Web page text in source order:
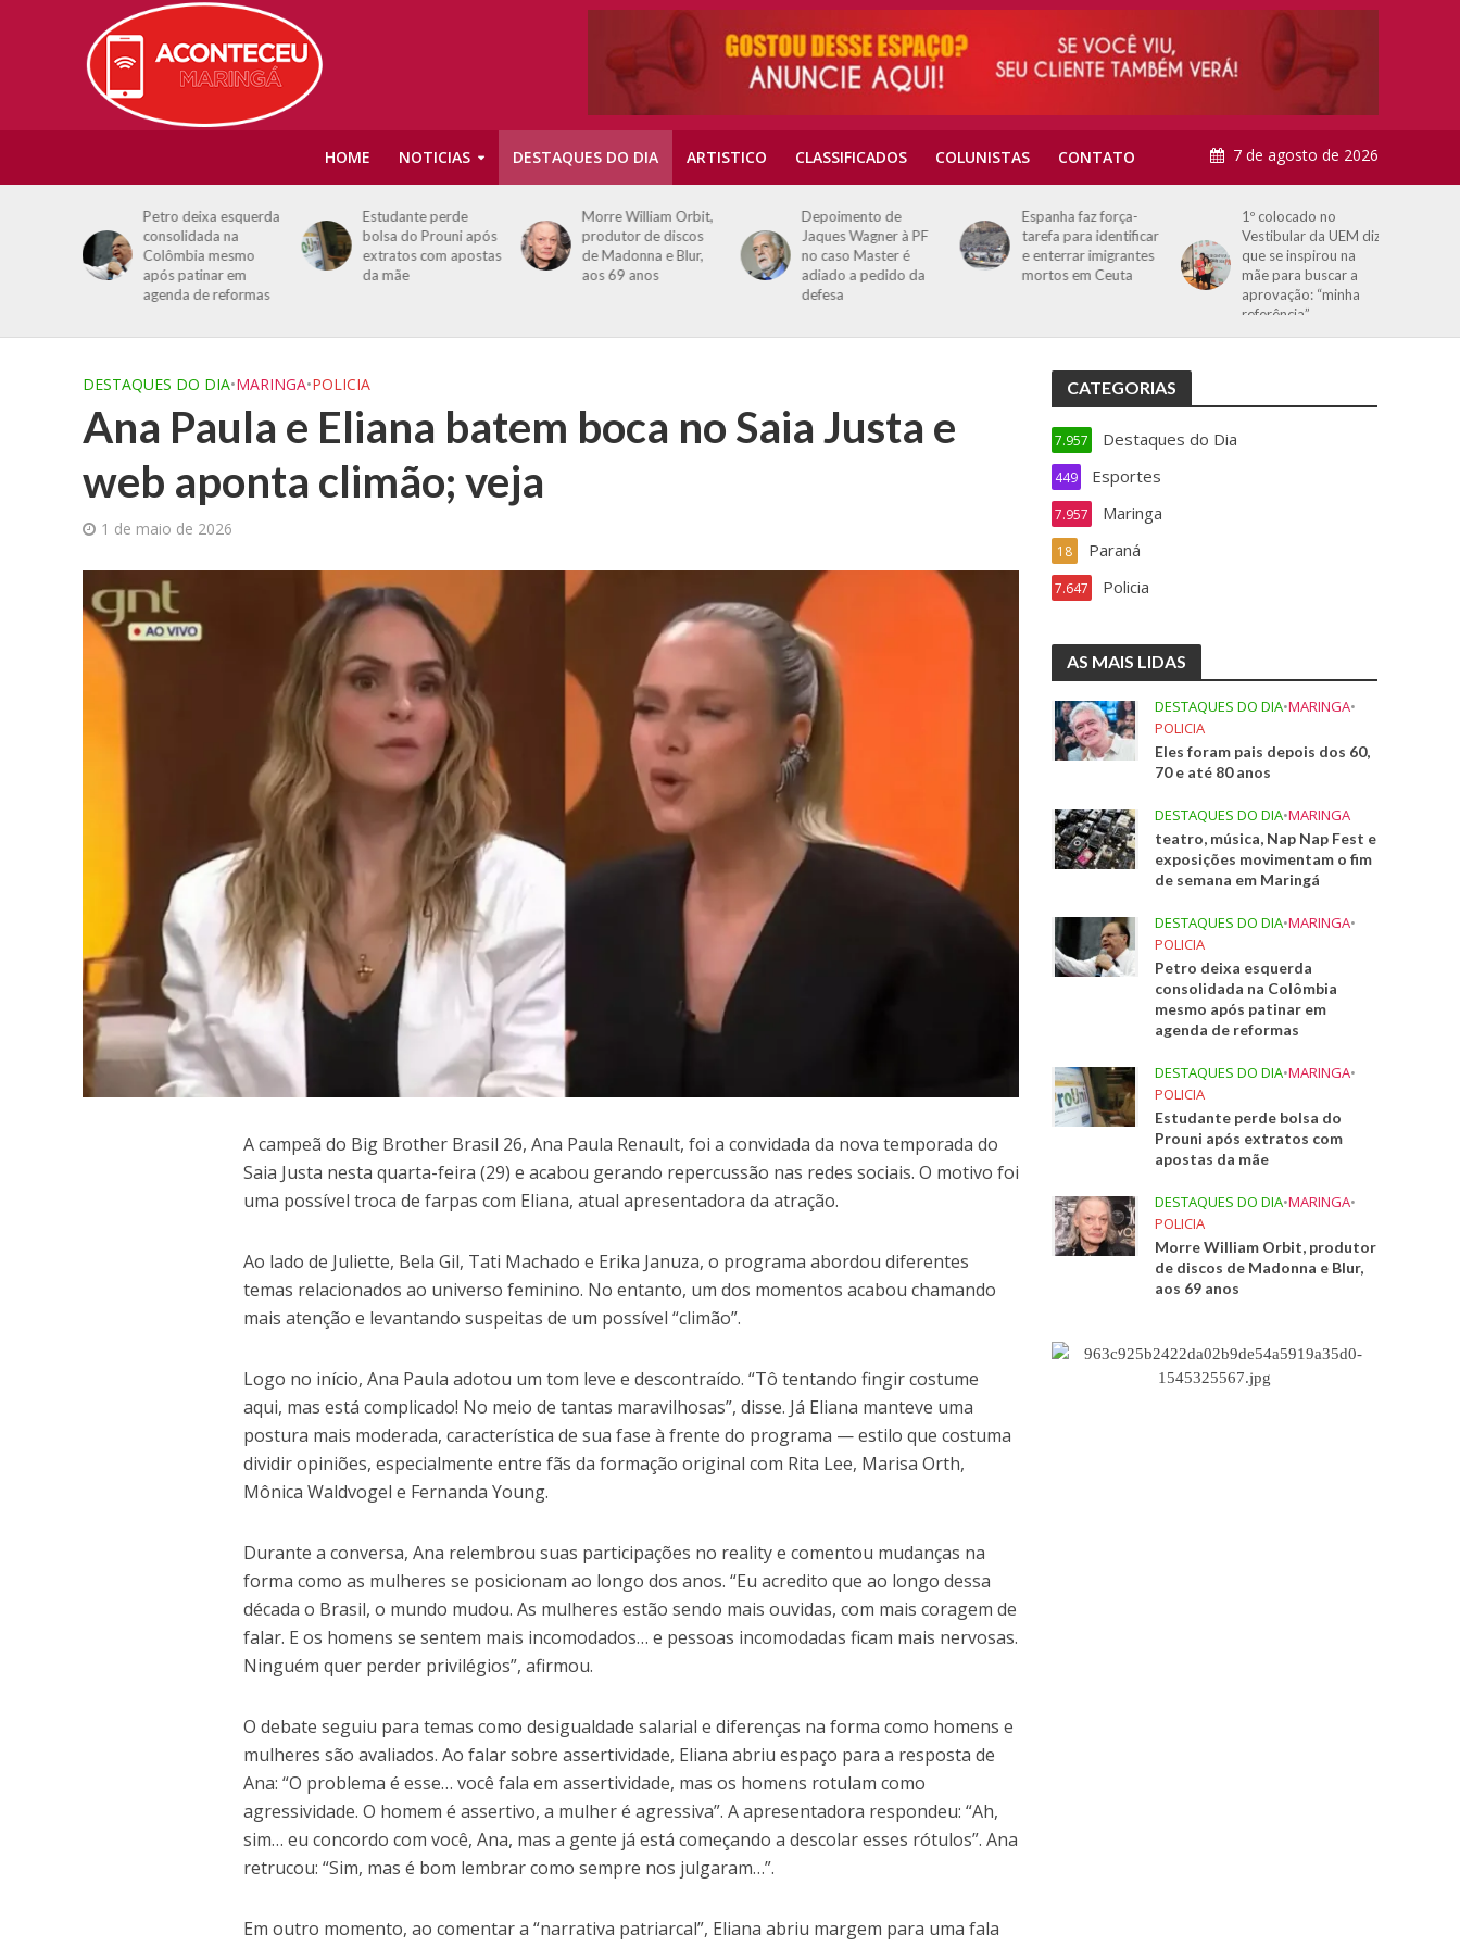
HOME NOTICIAS DESTAQUES DO DIA ARTISTICO CLASSIFICADOS COLUNISTAS CONTATO 7 de agosto de 2026
Petro deixa esquerda
consolidada na
Colômbia mesmo
após patinar em
agenda de reformas
Estudante perde
bolsa do Prouni após
extratos com apostas
da mãe
Morre William Orbit,
produtor de discos
de Madonna e Blur,
aos 69 anos
Depoimento de
Jaques Wagner à PF
no caso Master é
adiado a pedido da
defesa
Espanha faz força-
tarefa para identificar
e enterrar imigrantes
mortos em Ceuta
1º colocado no
Vestibular da UEM diz
que se inspirou na
mãe para buscar a
aprovação: “minha
referência”
DESTAQUES DO DIA•MARINGA•POLICIA
Ana Paula e Eliana batem boca no Saia Justa e
web aponta climão; veja
1 de maio de 2026
Acampeã do Big Brother Brasil 26, Ana Paula Renault, foi a convidada da nova temporada do
Saia Justa nesta quarta-feira (29) e acabou gerando repercussão nas redes sociais. O motivo foi
uma possível troca de farpas com Eliana, atual apresentadora da atração.
Ao lado de Juliette, Bela Gil, Tati Machado e Erika Januza, o programa abordou diferentes
temas relacionados ao universo feminino. No entanto, um dos momentos acabou chamando
mais atenção e levantando suspeitas de um possível “climão”.
Logo no início, Ana Paula adotou um tom leve e descontraído. “Tô tentando fingir costume
aqui, mas está complicado! No meio de tantas maravilhosas”, disse. Já Eliana manteve uma
postura mais moderada, característica de sua fase à frente do programa — estilo que costuma
dividir opiniões, especialmente entre fãs da formação original com Rita Lee, Marisa Orth,
Mônica Waldvogel e Fernanda Young.
Durante a conversa, Ana relembrou suas participações no reality e comentou mudanças na
forma como as mulheres se posicionam ao longo dos anos. “Eu acredito que ao longo dessa
década o Brasil, o mundo mudou. As mulheres estão sendo mais ouvidas, com mais coragem de
falar. E os homens se sentem mais incomodados… e pessoas incomodadas ficam mais nervosas.
Ninguém quer perder privilégios”, afirmou.
O debate seguiu para temas como desigualdade salarial e diferenças na forma como homens e
mulheres são avaliados. Ao falar sobre assertividade, Eliana abriu espaço para a resposta de
Ana: “O problema é esse… você fala em assertividade, mas os homens rotulam como
agressividade. O homem é assertivo, a mulher é agressiva”. A apresentadora respondeu: “Ah,
sim… eu concordo com você, Ana, mas a gente já está começando a descolar esses rótulos”. Ana
retrucou: “Sim, mas é bom lembrar como sempre nos julgaram…”.
Em outro momento, ao comentar a “narrativa patriarcal”, Eliana abriu margem para uma fala
CATEGORIAS
Destaques do Dia
7.957
Esportes
449
Maringa
7.957
Paraná
18
Policia
7.647
AS MAIS LIDAS
DESTAQUES DO DIA•MARINGA•
POLICIA
Eles foram pais depois dos 60,
70 e até 80 anos
DESTAQUES DO DIA•MARINGA
teatro, música, Nap Nap Fest e
exposições movimentam o fim
de semana em Maringá
DESTAQUES DO DIA•MARINGA•
POLICIA
Petro deixa esquerda
consolidada na Colômbia
mesmo após patinar em
agenda de reformas
DESTAQUES DO DIA•MARINGA•
POLICIA
Estudante perde bolsa do
Prouni após extratos com
apostas da mãe
DESTAQUES DO DIA•MARINGA•
POLICIA
Morre William Orbit, produtor
de discos de Madonna e Blur,
aos 69 anos